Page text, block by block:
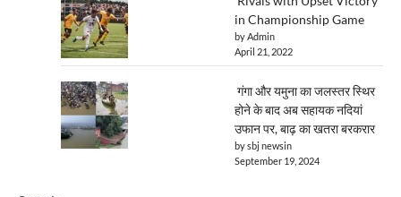
in Championship Game
by Admin
April 21, 2022
गंगा और यमुना का जलस्तर स्थिर
होने के बाद अब सहायक नदियां
उफान पर, बाढ़ का खतरा बरकरार
by sbj newsin
September 19, 2024